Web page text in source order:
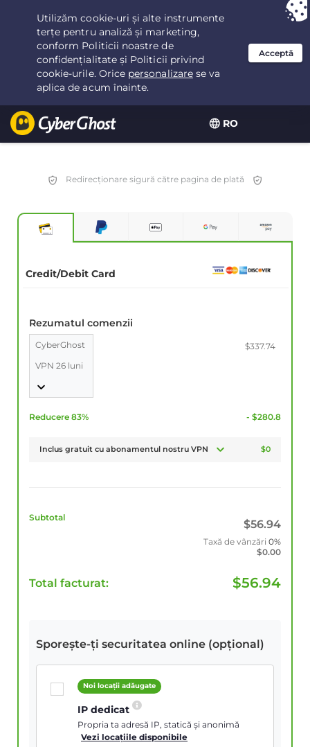
RO
Ai ales:Cea mai bună ofertăpentru 2.1666666666667ani la $
Redirecționare sigură către pagina de plată
Credit/Debit Card
Rezumatul comenzii
CyberGhost
VPN 26 luni
$337.74
Reducere 83% - $280.8
Inclus gratuit cu abonamentul nostru VPN $0
Subtotal
$56.94
Taxă de vânzări 0%
$0.00
Total facturat: $56.94
Sporește-ți securitatea online (opțional)
Noi locații adăugate
IP dedicat
Propria ta adresă IP, statică și anonimă
Vezi locațiile disponibile